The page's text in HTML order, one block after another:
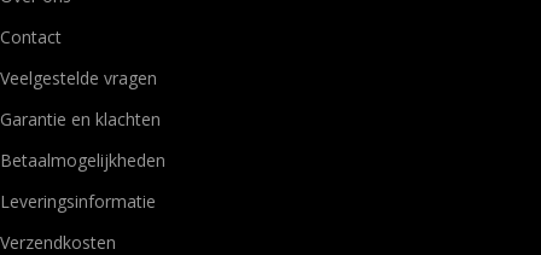
Contact
Veelgestelde vragen
Garantie en klachten
Betaalmogelijkheden
Leveringsinformatie
Verzendkosten